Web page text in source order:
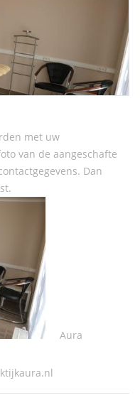
met uw
van de aangeschafte
Dan
Aura